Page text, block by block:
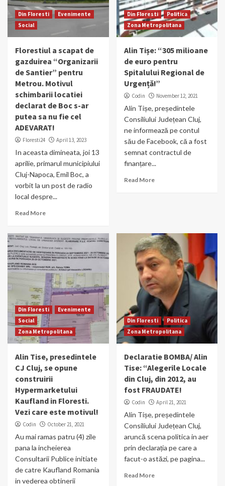
Din Floresti
Evenimente
Social
Florestiul a scapat de
gazduirea “Organizarii
de Santier” pentru
Metrou. Motivul
schimbarii locatiei
declarat de Boc s-ar
putea sa nu fie cel
ADEVARAT!
Floresti24 April 13, 2023
In aceasta dimineata, joi 13
aprilie, primarul municipiului
Cluj-Napoca, Emil Boc, a
vorbit la un post de radio
local despre...
Read More
Din Floresti
Politica
Zona Metropolitana
Alin Tișe: “305 milioane
de euro pentru
Spitalului Regional de
Urgență!”
Codin November 12, 2021
Alin Tișe, președintele
Consiliului Județean Cluj,
ne informează pe contul
său de Facebook, că a fost
semnat contractul de
finanțare...
Read More
Din Floresti
Evenimente
Social
Zona Metropolitana
Alin Tise, presedintele
CJ Cluj, se opune
construirii
Hypermarketului
Kaufland in Floresti.
Vezi care este motivul!
Codin October 21, 2021
Au mai ramas patru (4) zile
pana la incheierea
Consultarii Publice initiate
de catre Kaufland Romania
in vederea obtinerii
Din Floresti
Politica
Zona Metropolitana
Declaratie BOMBA/ Alin
Tise: “Alegerile Locale
din Cluj, din 2012, au
fost FRAUDATE!
Codin April 21, 2021
Alin Tișe, președintele
Consiliului Județean Cluj,
aruncă scena politica in aer
prin declarația pe care a
facut-o astăzi, pe pagina...
Read More